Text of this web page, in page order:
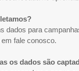
dados para
fale conosco.
os dados são